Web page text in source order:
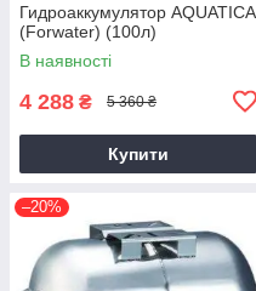
Гидроаккумулятор AQUATICA
(Forwater) (100л)
В наявності
4 288 ₴ 5 360 ₴
Купити
–20%